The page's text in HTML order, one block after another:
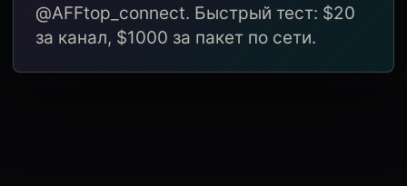
@AFFtop_connect. Быстрый тест: $20
за канал, $1000 за пакет по сети.